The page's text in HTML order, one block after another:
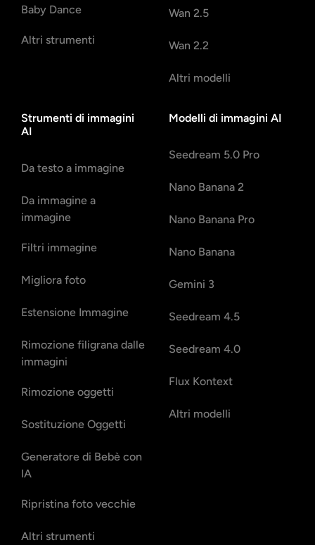
Baby Dance
Altri strumenti
Wan 2.5
Wan 2.2
Altri modelli
Strumenti di immagini
AI
Da testo a immagine
Da immagine a
immagine
Filtri immagine
Migliora foto
Estensione Immagine
Rimozione filigrana dalle
immagini
Rimozione oggetti
Sostituzione Oggetti
Generatore di Bebè con
IA
Ripristina foto vecchie
Altri strumenti
Modelli di immagini AI
Seedream 5.0 Pro
Nano Banana 2
Nano Banana Pro
Nano Banana
Gemini 3
Seedream 4.5
Seedream 4.0
Flux Kontext
Altri modelli